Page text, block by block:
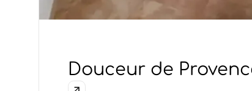
Douceur de